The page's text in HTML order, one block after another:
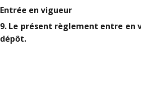
Entrée en vigueur
9. Le présent règlement entre en
dépôt.